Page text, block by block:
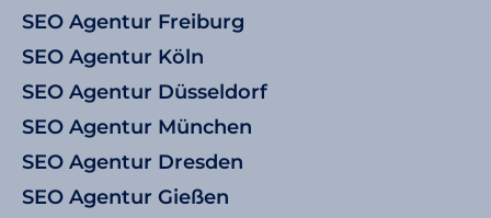
SEO Agentur Freiburg
SEO Agentur Köln
SEO Agentur Düsseldorf
SEO Agentur München
SEO Agentur Dresden
SEO Agentur Gießen